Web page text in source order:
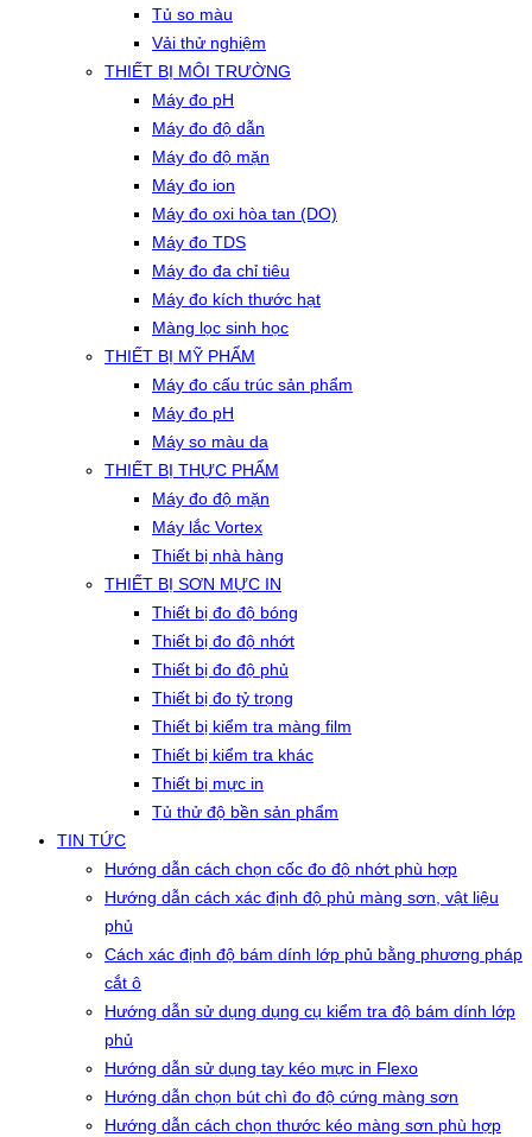
Tủ so màu
Vải thử nghiệm
THIẾT BỊ MÔI TRƯỜNG
Máy đo pH
Máy đo độ dẫn
Máy đo độ mặn
Máy đo ion
Máy đo oxi hòa tan (DO)
Máy đo TDS
Máy đo đa chỉ tiêu
Máy đo kích thước hạt
Màng lọc sinh học
THIẾT BỊ MỸ PHẨM
Máy đo cấu trúc sản phẩm
Máy đo pH
Máy so màu da
THIẾT BỊ THỰC PHẨM
Máy đo độ mặn
Máy lắc Vortex
Thiết bị nhà hàng
THIẾT BỊ SƠN MỰC IN
Thiết bị đo độ bóng
Thiết bị đo độ nhớt
Thiết bị đo độ phủ
Thiết bị đo tỷ trọng
Thiết bị kiểm tra màng film
Thiết bị kiểm tra khác
Thiết bị mực in
Tủ thử độ bền sản phẩm
TIN TỨC
Hướng dẫn cách chọn cốc đo độ nhớt phù hợp
Hướng dẫn cách xác định độ phủ màng sơn, vật liệu
phủ
Cách xác định độ bám dính lớp phủ bằng phương pháp
cắt ô
Hướng dẫn sử dụng dụng cụ kiểm tra độ bám dính lớp
phủ
Hướng dẫn sử dụng tay kéo mực in Flexo
Hướng dẫn chọn bút chì đo độ cứng màng sơn
Hướng dẫn cách chọn thước kéo màng sơn phù hợp